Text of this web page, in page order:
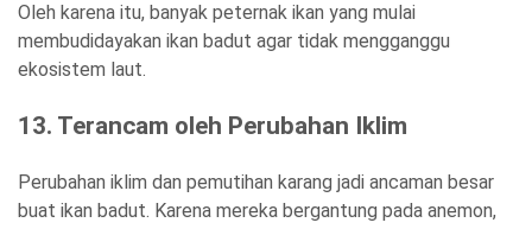
Oleh karena itu, banyak peternak ikan yang mulai
membudidayakan ikan badut agar tidak mengganggu
ekosistem laut.
13. Terancam oleh Perubahan Iklim
Perubahan iklim dan pemutihan karang jadi ancaman besar
buat ikan badut. Karena mereka bergantung pada anemon,